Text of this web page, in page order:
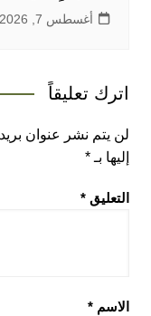
أغسطس 7, 2026
اترك تعليقاً
لن يتم نشر عنوان
إليها بـ *
التعليق *
الاسم *